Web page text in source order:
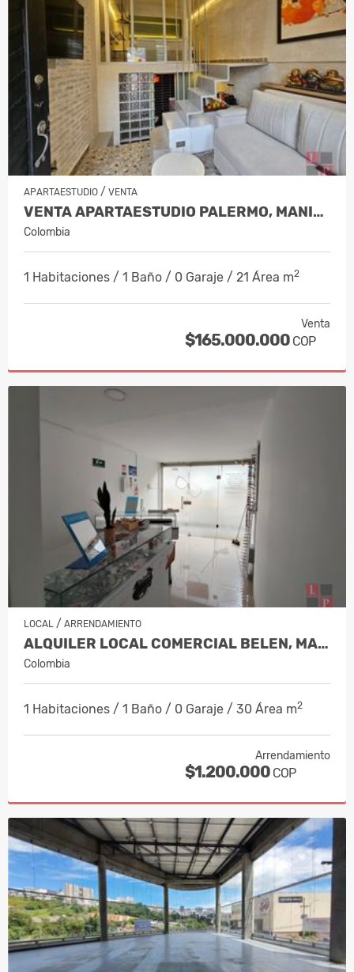
APARTAESTUDIO / VENTA
VENTA APARTAESTUDIO PALERMO, MANIZAL…
Colombia
1 Habitaciones / 1 Baño / 0 Garaje / 21 Área m2
Venta
$165.000.000 COP
LOCAL / ARRENDAMIENTO
ALQUILER LOCAL COMERCIAL BELEN, MANIZ…
Colombia
1 Habitaciones / 1 Baño / 0 Garaje / 30 Área m2
Arrendamiento
$1.200.000 COP